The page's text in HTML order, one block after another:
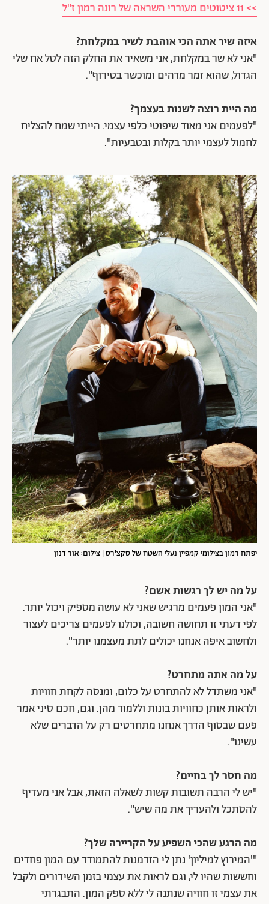
>> 11 ציטוטים מעוררי השראה של רונה רמון ז"ל
איזה שיר אתה הכי אוהבת לשיר במקלחת?
"אני לא שר במקלחת, אני משאיר את החלק הזה לטל אח שלי
הגדול, שהוא זמר מדהים ומוכשר בטירוף".
מה היית רוצה לשנות בעצמך?
"לפעמים אני מאוד שיפוטי כלפי עצמי. הייתי שמח להצליח
לחמול לעצמי יותר בקלות ובטבעיות".
יפתח רמון בצילומי קמפיין נעלי השטח של סקצ'רס | צילום: אור דנון
על מה יש לך רגשות אשם?
"אני המון פעמים מרגיש שאני לא עושה מספיק ויכול יותר.
לפי דעתי זו תחושה חשובה, וכולנו לפעמים צריכים לעצור
ולחשוב איפה אנחנו יכולים לתת מעצמנו יותר".
על מה אתה מתחרט?
"אני משתדל לא להתחרט על כלום, ומנסה לקחת חוויות
ולראות אותן כחוויות בונות וללמוד מהן. ⁠וגם, חכם סיני אמר
פעם שבסוף הדרך אנחנו מתחרטים רק על הדברים שלא
עשינו".
מה חסר לך בחיים?
"יש לי הרבה תשובות קשות לשאלה הזאת, אבל אני מעדיף
להסתכל ולהעריך את מה שיש".
מה הרגע שהכי השפיע על הקריירה שלך?
"'המירוץ למיליון' נתן לי הזדמנות להתמודד עם המון פחדים
וחששות שהיו לי, וגם לראות את עצמי בזמן השידורים ולקבל
את עצמי זו חוויה שנתנה לי ללא ספק המון. התבגרתי